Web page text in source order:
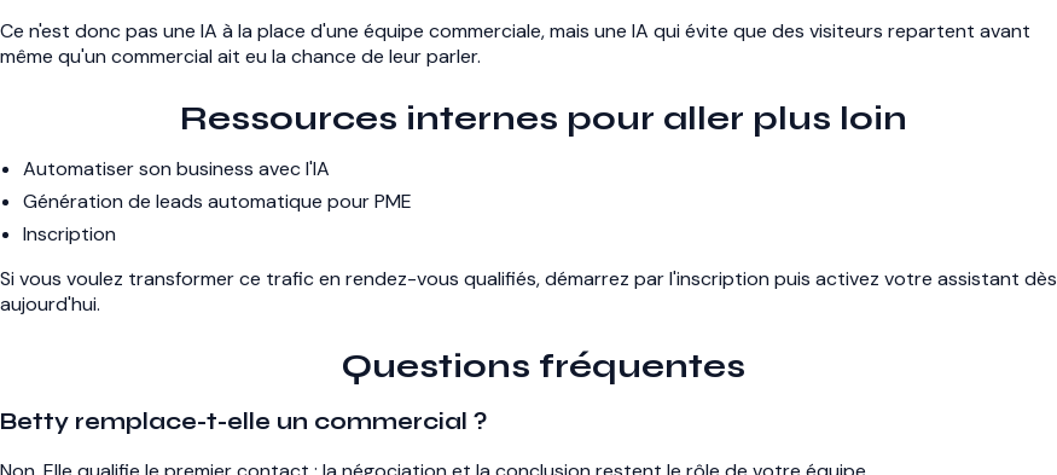
Ce n'est donc pas une IA à la place d'une équipe commerciale, mais une IA qui évite que des visiteurs repartent avant
même qu'un commercial ait eu la chance de leur parler.
Ressources internes pour aller plus loin
Automatiser son business avec l'IA
Génération de leads automatique pour PME
Inscription
Si vous voulez transformer ce trafic en rendez-vous qualifiés, démarrez par l'inscription puis activez votre assistant dès
aujourd'hui.
Questions fréquentes
Betty remplace-t-elle un commercial ?